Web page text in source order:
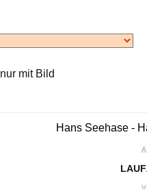
nur mit Bild
Hans Seehase -
∧